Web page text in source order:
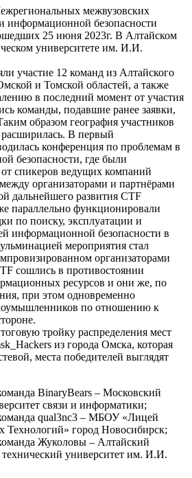
межвузовских
информационной безопасности
25 июня 2023г. В Алтайском
университете им. И.И.
участие 12 команд из Алтайского
и Томской областей, а также
в последний момент от участия
команды, подавшие ранее заявки,
образом география участников
В первый
конференция по проблемам в
безопасности, где были
спикеров ведущих компаний
организаторами и партнёрами
дальнейшего развития CTF
параллельно функционировали
по поиску, эксплуатации и
информационной безопасности в
мероприятия стал
организаторами
сошлись в противостоянии
ресурсов и они же, по
при этом одновременно
по отношению к
тройку распределения мест
из города Омска, которая
места победителей выглядят
BinaryBears – Московский
связи и информатики;
qual3nc3 – МБОУ «Лицей
город Новосибирск;
Жуколовы – Алтайский
технический университет им. И.И.